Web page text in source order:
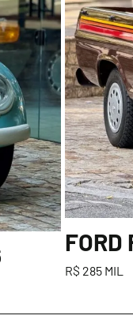
FORD
R$ 285 MIL